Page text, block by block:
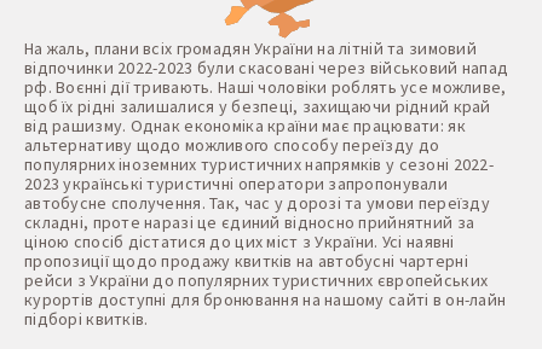
На жаль, плани всіх громадян України на літній та зимовий
відпочинки 2022-2023 були скасовані через військовий напад
рф. Воєнні дії тривають. Наші чоловіки роблять усе можливе,
щоб їх рідні залишалися у безпеці, захищаючи рідний край
від рашизму. Однак економіка країни має працювати: як
альтернативу щодо можливого способу переїзду до
популярних іноземних туристичних напрямків у сезоні 2022-
2023 українські туристичні оператори запропонували
автобусне сполучення. Так, час у дорозі та умови переїзду
складні, проте наразі це єдиний відносно прийнятний за
ціною спосіб дістатися до цих міст з України. Усі наявні
пропозиції щодо продажу квитків на автобусні чартерні
рейси з України до популярних туристичних європейських
курортів доступні для бронювання на нашому сайті в он-лайн
підборі квитків.